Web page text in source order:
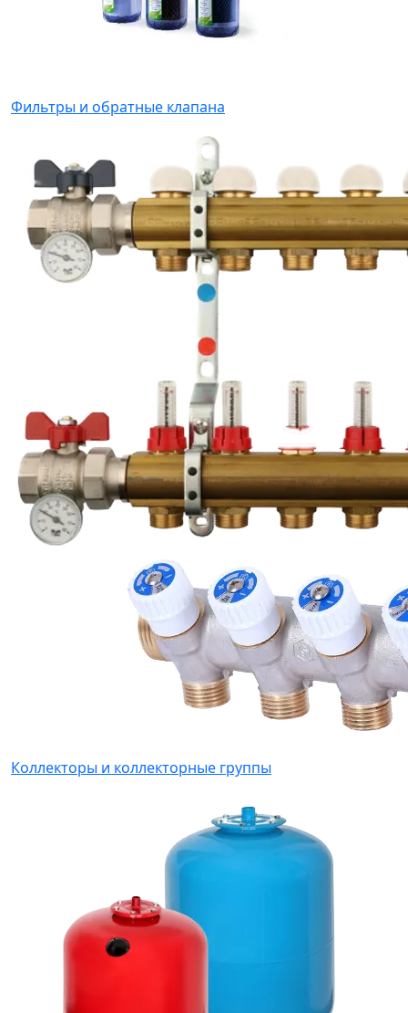
Фильтры и обратные клапана
Коллекторы и коллекторные группы